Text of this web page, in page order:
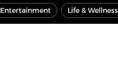
Entertainment Life & Wellness